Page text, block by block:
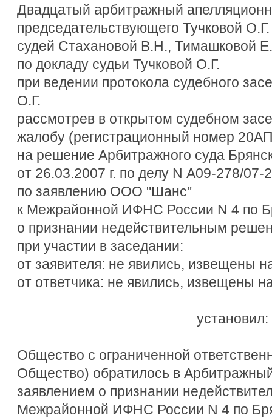
Двадцатый арбитражный
председательствующего Тучковой О.Г.
судей Стахановой В.Н., Тимашковой
по докладу судьи Тучковой О.Г.
при ведении протокола судебного
О.Г.
рассмотрев в открытом судебном
жалобу (регистрационный номер
на решение Арбитражного суда
от 26.03.2007 г. по делу N А09-278/
по заявлению ООО "Шанс"
к Межрайонной ИФНС России N 4 по
о признании недействительным
при участии в заседании:
от заявителя: не явились, извещены
от ответчика: не явились, извещены
установил:
Общество с ограниченной
Общество) обратилось в
заявлением о признании
Межрайонной ИФНС России N 4 по